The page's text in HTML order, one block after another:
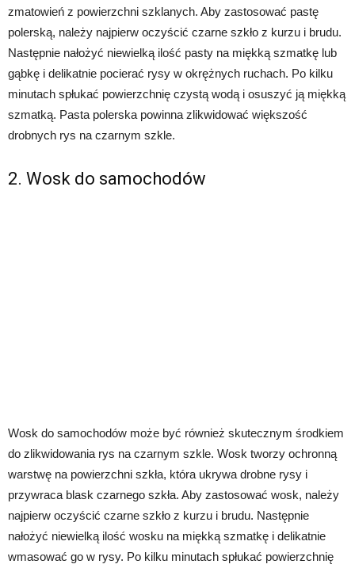
zmatowień z powierzchni szklanych. Aby zastosować pastę
polerską, należy najpierw oczyścić czarne szkło z kurzu i brudu.
Następnie nałożyć niewielką ilość pasty na miękką szmatkę lub
gąbkę i delikatnie pocierać rysy w okrężnych ruchach. Po kilku
minutach spłukać powierzchnię czystą wodą i osuszyć ją miękką
szmatką. Pasta polerska powinna zlikwidować większość
drobnych rys na czarnym szkle.
2. Wosk do samochodów
Wosk do samochodów może być również skutecznym środkiem
do zlikwidowania rys na czarnym szkle. Wosk tworzy ochronną
warstwę na powierzchni szkła, która ukrywa drobne rysy i
przywraca blask czarnego szkła. Aby zastosować wosk, należy
najpierw oczyścić czarne szkło z kurzu i brudu. Następnie
nałożyć niewielką ilość wosku na miękką szmatkę i delikatnie
wmasować go w rysy. Po kilku minutach spłukać powierzchnię